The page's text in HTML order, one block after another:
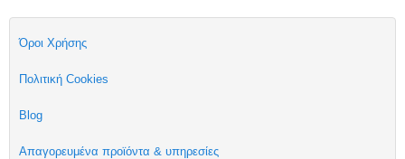
Όροι Χρήσης
Πολιτική Cookies
Blog
Απαγορευμένα προϊόντα & υπηρεσίες